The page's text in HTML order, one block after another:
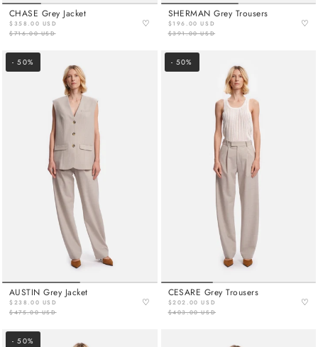
CHASE Grey Jacket
$358.00 USD
$716.00 USD
♡
SHERMAN Grey Trousers
$196.00 USD
$391.00 USD
♡
AUSTIN Grey Jacket
$238.00 USD
$475.00 USD
♡
- 50%
CESARE Grey Trousers
$202.00 USD
$403.00 USD
♡
- 50%
- 50%